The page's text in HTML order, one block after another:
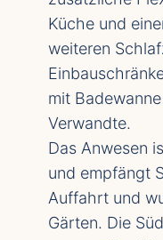
Küche und
weiteren
mit
Verwandte.
Das Anwesen
und empfängt
Auffahrt und
Gärten. Die